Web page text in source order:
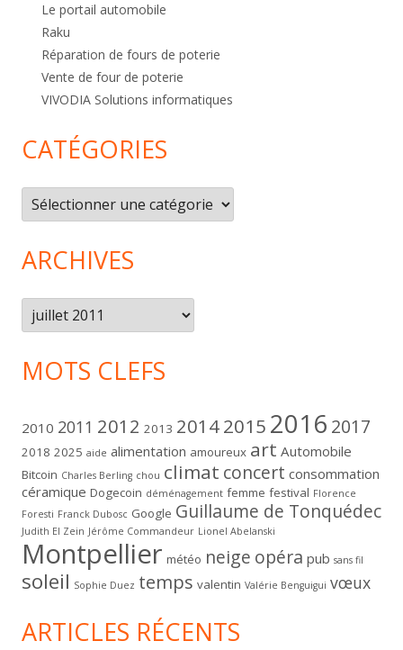
Le portail automobile
Raku
Réparation de fours de poterie
Vente de four de poterie
VIVODIA Solutions informatiques
CATÉGORIES
Catégories
ARCHIVES
Archives
MOTS CLEFS
2010 2011 2012 2013 20142015 2016 2017
2018 2025 aide alimentation amoureux art Automobile
Bitcoin Charles Berling chou climat concert consommation
céramique Dogecoin déménagement femme festival Florence
Foresti Franck Dubosc Google Guillaume de Tonquédec
Judith El Zein Jérôme Commandeur Lionel Abelanski
Montpellier météo neige opéra pub sans fil
soleil Sophie Duez temps valentin Valérie Benguigui vœux
ARTICLES RÉCENTS